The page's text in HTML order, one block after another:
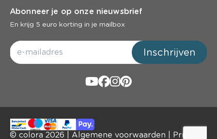
Abonneer je op onze nieuwsbrief
En krijg 5 euro korting in je mailbox
Inschrijven
© colora 2026 Algemene voorwaarden Privacy